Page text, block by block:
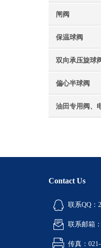
闸阀
保温球阀
双向承压旋球
偏心半球阀
油田专用阀、
Contact Us
联系QQ：
联系邮箱
传真：